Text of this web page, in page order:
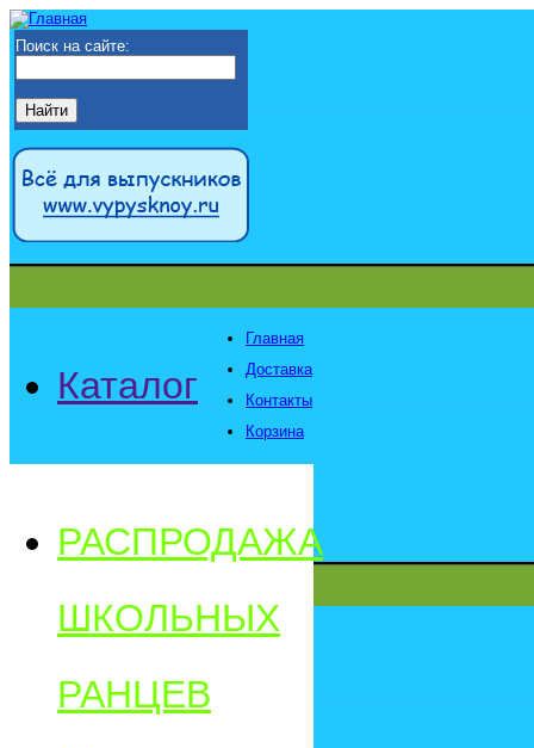
Поиск на сайте:
Каталог
Главная
Доставка
Контакты
Корзина
РАСПРОДАЖА
ШКОЛЬНЫХ
РАНЦЕВ